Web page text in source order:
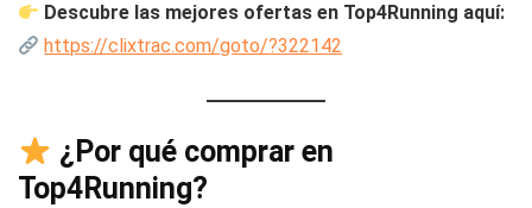
Descubre las mejores ofertas en Top4Running aquí:
https://clixtrac.com/goto/?322142
¿Por qué comprar en
Top4Running?